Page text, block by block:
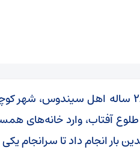
آفتاب، وارد خانه‌های
بار انجام داد تا سرانجام